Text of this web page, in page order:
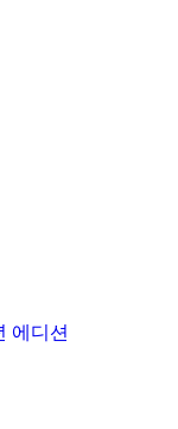
에디션